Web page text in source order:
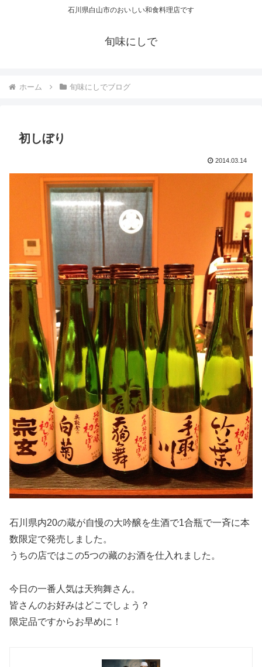
石川県白山市のおいしい和食料理店です
旬味にしで
ホーム 旬味にしでブログ
初しぼり
2014.03.14
石川県内20の蔵が自慢の大吟醸を生酒で1合瓶で一斉に本
数限定で発売しました。
うちの店ではこの5つの藏のお酒を仕入れました。
今日の一番人気は天狗舞さん。
皆さんのお好みはどこでしょう？
限定品ですからお早めに！